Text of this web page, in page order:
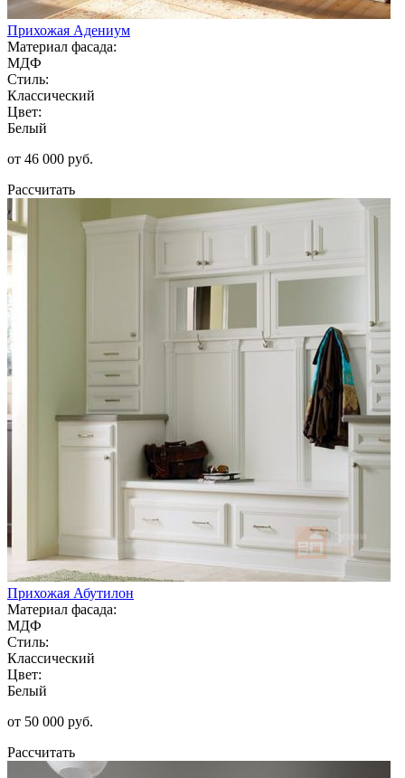
Прихожая Адениум
Материал фасада:
МДФ
Стиль:
Классический
Цвет:
Белый
от 46 000 руб.
Рассчитать
Прихожая Абутилон
Материал фасада:
МДФ
Стиль:
Классический
Цвет:
Белый
от 50 000 руб.
Рассчитать